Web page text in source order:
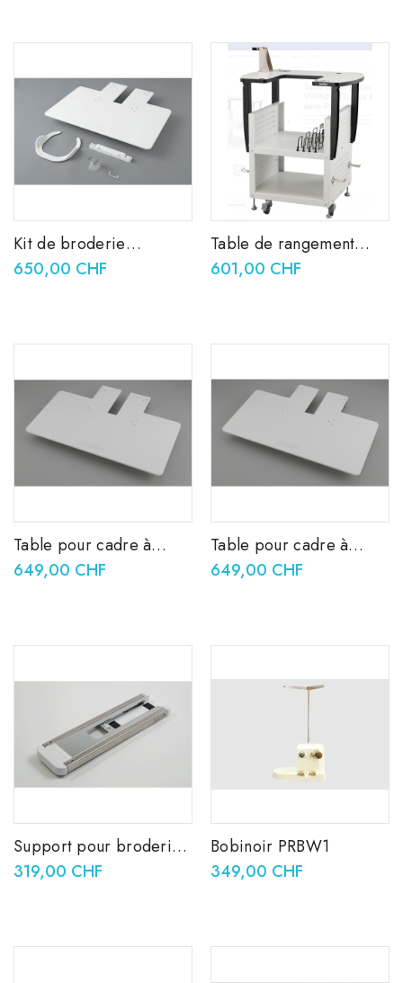
Kit de broderie
mouvement libre
VRFMK1 pour Brother
650,00 CHF
Table de rangement
VRPRNSTD pour
Brother série PR et VR
601,00 CHF
Table pour cadre à
broder pour la broderie
tubulaire VRWT1
649,00 CHF
Table pour cadre à
broder pour la broderie
tubulaire PRWT1
649,00 CHF
Support pour broderie
tubulaire PRTT1
319,00 CHF
Bobinoir PRBW1
349,00 CHF